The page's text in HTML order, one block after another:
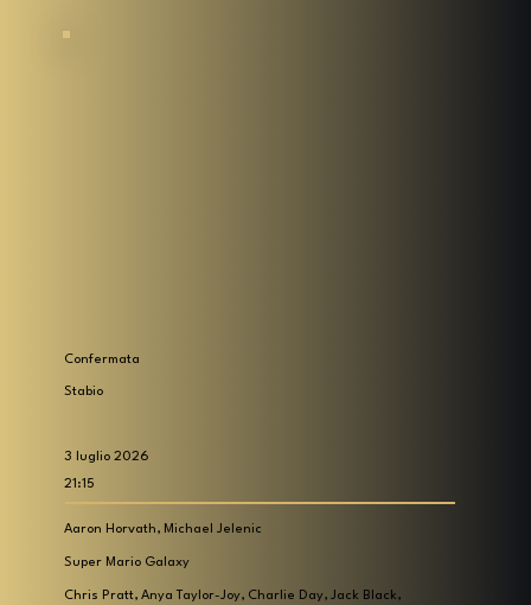
Confermata
3 luglio 2026
Stabio
21:15
Aaron Horvath, Michael Jelenic
Super Mario Galaxy
Chris Pratt, Anya Taylor-Joy, Charlie Day, Jack Black,